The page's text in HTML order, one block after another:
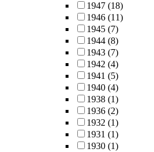
1947 (18)
1946 (11)
1945 (7)
1944 (8)
1943 (7)
1942 (4)
1941 (5)
1940 (4)
1938 (1)
1936 (2)
1932 (1)
1931 (1)
1930 (1)